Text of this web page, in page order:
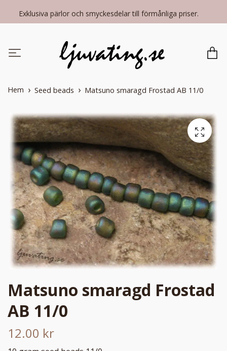
Exklusiva pärlor och smyckesdelar till förmånliga priser.
Hem Seed beads Matsuno smaragd Frostad AB 11/0
Matsuno smaragd Frostad
AB 11/0
12.00 kr